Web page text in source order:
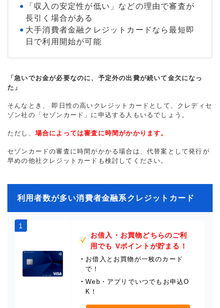
「収入の安定性が低い」などの理由で審査が
長引く場合がある
大手消費者金融クレジットカードなら最短即
日で利用開始が可能
「急いでお金が必要なのに、予定外の出費が続いて金欠になっ
た」
そんなとき、 即日性の高いクレジットカードとして、クレディセ
ゾン社の「セゾンカード」に申込する人もいるでしょう。
ただし、 場合によっては審査に時間がかかります。
セゾンカードの審査に時間がかかる場合は、代替案として発行が
早めの他社クレジットカードも検討してください。
利用者数が多い消費者金融系クレジットカード
1
お借入・お買物どちらのご利
用でも Vポイントが貯まる！
・ お借入とお買物が一枚のカード
で！
・Web・アプリでいつでもお申込O
K！